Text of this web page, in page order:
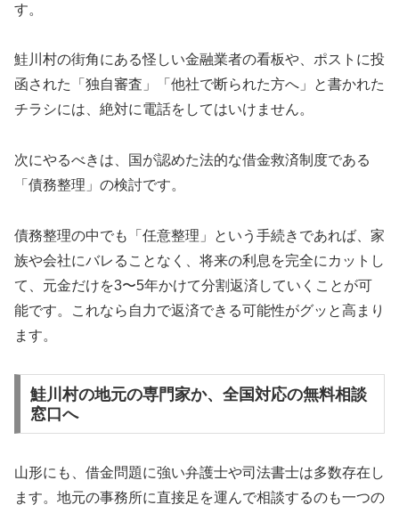
す。
鮭川村の街角にある怪しい金融業者の看板や、ポストに投
函された「独自審査」「他社で断られた方へ」と書かれた
チラシには、絶対に電話をしてはいけません。
次にやるべきは、国が認めた法的な借金救済制度である
「債務整理」の検討です。
債務整理の中でも「任意整理」という手続きであれば、家
族や会社にバレることなく、将来の利息を完全にカットし
て、元金だけを3〜5年かけて分割返済していくことが可
能です。これなら自力で返済できる可能性がグッと高まり
ます。
鮭川村の地元の専門家か、全国対応の無料相談
窓口へ
山形にも、借金問題に強い弁護士や司法書士は多数存在し
ます。地元の事務所に直接足を運んで相談するのも一つの